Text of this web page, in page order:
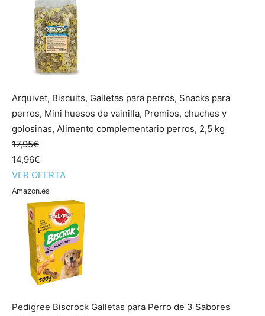
Arquivet, Biscuits, Galletas para perros, Snacks para
perros, Mini huesos de vainilla, Premios, chuches y
golosinas, Alimento complementario perros, 2,5 kg
17,95€
14,96€
VER OFERTA
Amazon.es
Pedigree Biscrock Galletas para Perro de 3 Sabores